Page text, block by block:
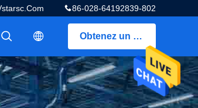
86-028-64192839-802
Obtenez un devis
描述
描述